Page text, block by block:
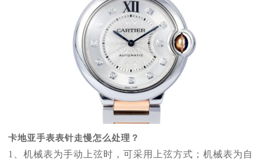
卡地亚手表表针走慢怎么处理？
1、机械表为手动上弦时，可采用上弦方式；机械表为自